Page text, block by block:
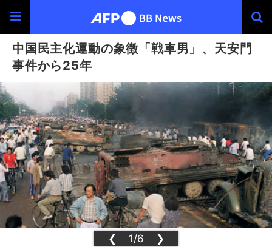
中国民主化運動の象徴「戦車男」、天安門
事件から25年
❮ 1/6 ❯